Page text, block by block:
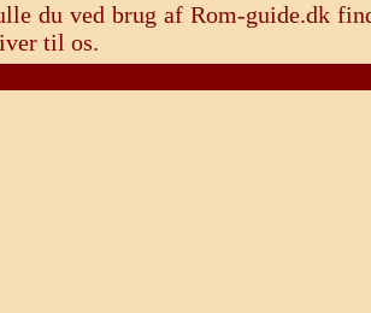
du ved brug af Rom-guide.dk
til os.